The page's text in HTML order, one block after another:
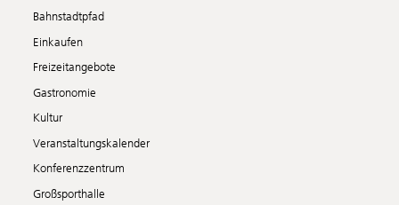
Bahnstadtpfad
Einkaufen
Freizeitangebote
Gastronomie
Kultur
Veranstaltungskalender
Konferenzzentrum
Großsporthalle